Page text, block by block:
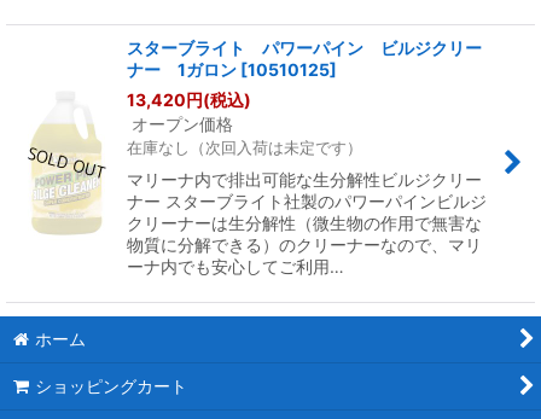
スターブライト パワーパイン ビルジクリー
ナー 1ガロン [10510125]
13,420円(税込)
オープン価格
在庫なし（次回入荷は未定です）
マリーナ内で排出可能な生分解性ビルジクリー
ナー スターブライト社製のパワーパインビルジ
クリーナーは生分解性（微生物の作用で無害な
物質に分解できる）のクリーナーなので、マリ
ーナ内でも安心してご利用…
ホーム
ショッピングカート